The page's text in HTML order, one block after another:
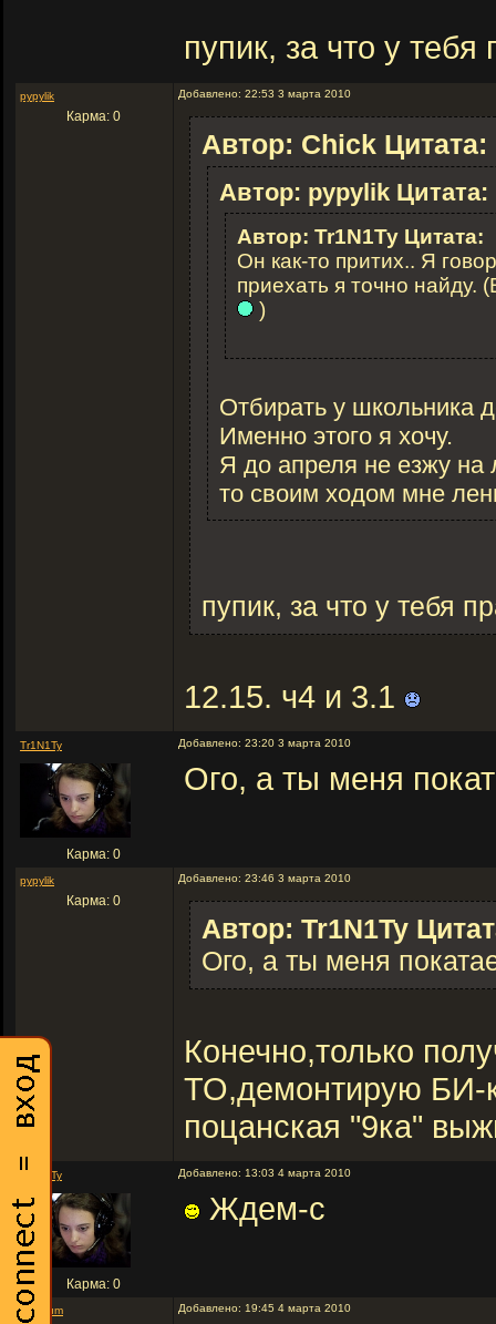
пупик, за что у
pypylik
Карма: 0
Добавлено: 22:53 3 марта 2010
Автор: Chick Цитата:
Автор: pypylik Цитата:
Автор: Tr1N1Ty Цитата:
Он как-то притих.. Я
приехать я точно найду.
)
Отбирать у школьника
Именно этого я хочу.
Я до апреля не езжу на
то своим ходом мне
пупик, за что у тебя
12.15. ч4 и 3.1
Tr1N1Ty
Карма: 0
Добавлено: 23:20 3 марта 2010
Ого, а ты меня
pypylik
Карма: 0
Добавлено: 23:46 3 марта 2010
Автор: Tr1N1Ty
Ого, а ты меня
Конечно,только
ТО,демонтирую БИ-
поцанская "9ка"
Tr1N1Ty
Карма: 0
Добавлено: 13:03 4 марта 2010
Ждем-с
Tiberium Добавлено: 19:45 4 марта 2010